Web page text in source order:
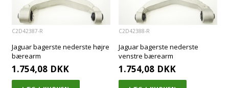
C2D42387-R
Jaguar bagerste nederste højre
bærearm
1.754,08 DKK
C2D42388-R
Jaguar bagerste nederste
venstre bærearm
1.754,08 DKK